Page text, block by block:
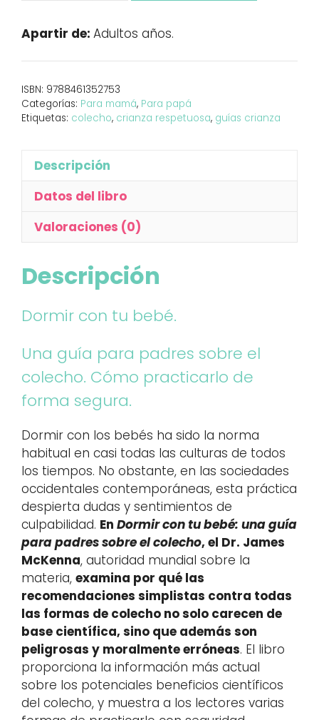
bebé
cantidad
Apartir de: Adultos años.
ISBN: 9788461352753
Categorías: Para mamá, Para papá
Etiquetas: colecho, crianza respetuosa, guías crianza
Descripción
Datos del libro
Valoraciones (0)
Descripción
Dormir con tu bebé.
Una guía para padres sobre el
colecho. Cómo practicarlo de
forma segura.
Dormir con los bebés ha sido la norma
habitual en casi todas las culturas de todos
los tiempos. No obstante, en las sociedades
occidentales contemporáneas, esta práctica
despierta dudas y sentimientos de
culpabilidad. En Dormir con tu bebé: una guía
para padres sobre el colecho, el Dr. James
McKenna, autoridad mundial sobre la
materia, examina por qué las
recomendaciones simplistas contra todas
las formas de colecho no solo carecen de
base científica, sino que además son
peligrosas y moralmente erróneas. El libro
proporciona la información más actual
sobre los potenciales beneficios científicos
del colecho, y muestra a los lectores varias